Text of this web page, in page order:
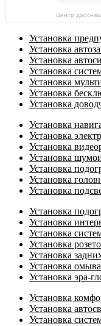
Центр
Установка
Установка
Установка
Установка
Установка
Установка
Установка
Установка
Установка
Установка
Установка
Установка
Установка
Установка
Установка
Установка
Установка
Установка
Установка
Установка
Установка эра-
Установка
Установка
Установка